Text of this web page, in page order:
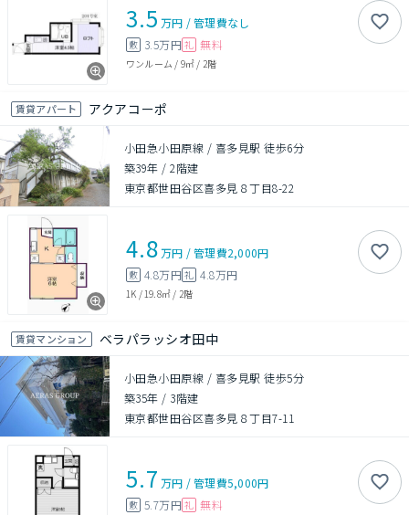
3.5 万円 /管理費なし
敷 3.5万円 礼 無料
ワンルーム / 9㎡ / 2階
賃貸アパート アクアコーポ
小田急小田原線 / 喜多見駅 徒歩6分
築39年 /2階建
東京都世田谷区喜多見８丁目8-22
4.8万円 /管理費2,000円
敷 4.8万円礼 4.8万円
1K / 19.8㎡ / 2階
賃貸マンション ベラパラッシオ田中
小田急小田原線 / 喜多見駅 徒歩5分
築35年 / 3階建
東京都世田谷区喜多見８丁目7-11
5.7 万円 /管理費5,000円
敷 5.7万円 礼 無料